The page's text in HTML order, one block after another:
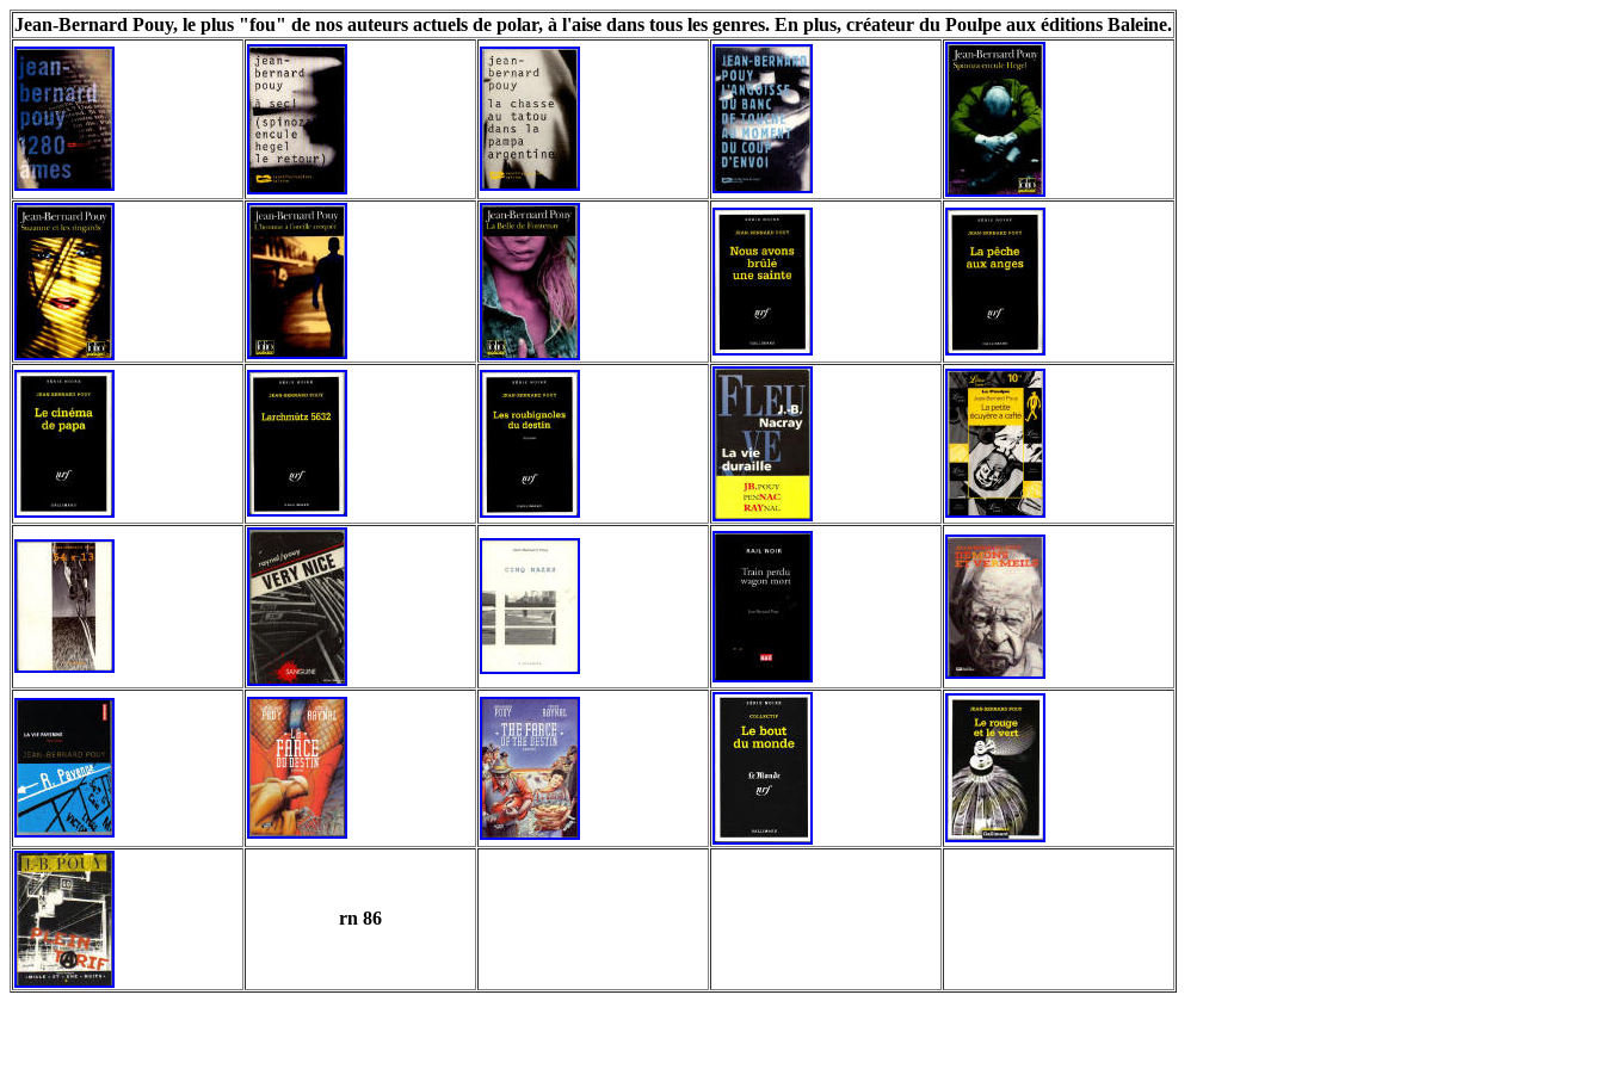
Jean-Bernard Pouy, le plus "fou" de nos auteurs actuels de polar, à l'aise dans tous les genres. En plus, créateur du Poulpe aux éditions Baleine.
rn 86